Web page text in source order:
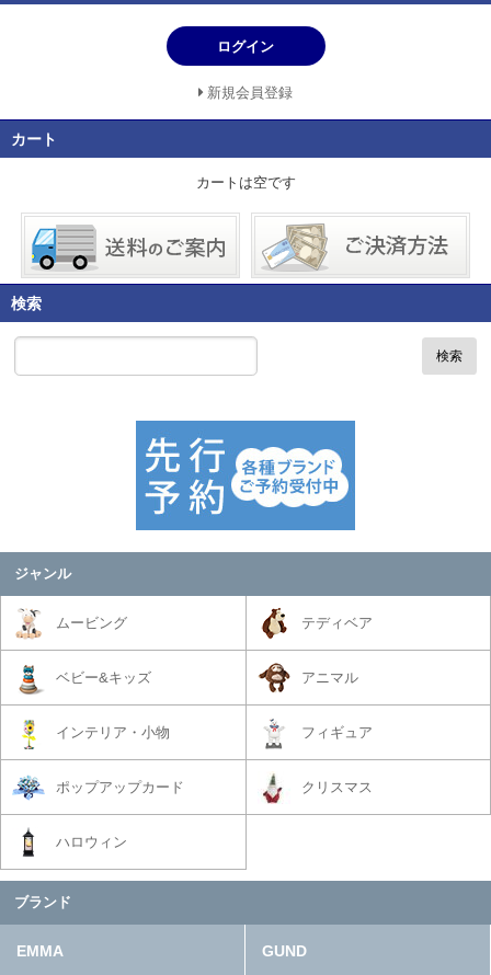
ログイン
新規会員登録
カート
カートは空です
検索
検索
ジャンル
ムービング テディベア
ベビー&キッズ アニマル
インテリア・小物 フィギュア
ポップアップカード クリスマス
ハロウィン
ブランド
EMMA GUND